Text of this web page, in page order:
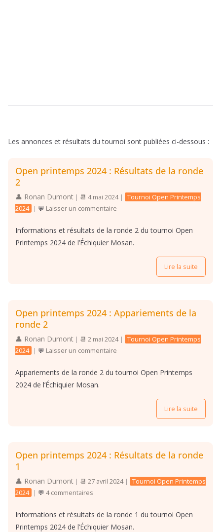
Les annonces et résultats du tournoi sont publiées ci-dessous :
Open printemps 2024 : Résultats de la ronde
2
Ronan Dumont | 4 mai 2024 |
Tournoi Open Printemps
2024
| Laisser un commentaire
Informations et résultats de la ronde 2 du tournoi Open
Printemps 2024 de l’Échiquier Mosan.
Lire la suite
Open printemps 2024 : Appariements de la
ronde 2
Ronan Dumont | 2 mai 2024 |
Tournoi Open Printemps
2024
| Laisser un commentaire
Appariements de la ronde 2 du tournoi Open Printemps
2024 de l’Échiquier Mosan.
Lire la suite
Open printemps 2024 : Résultats de la ronde
1
Ronan Dumont | 27 avril 2024 |
Tournoi Open Printemps
2024
| 4 commentaires
Informations et résultats de la ronde 1 du tournoi Open
Printemps 2024 de l’Échiquier Mosan.